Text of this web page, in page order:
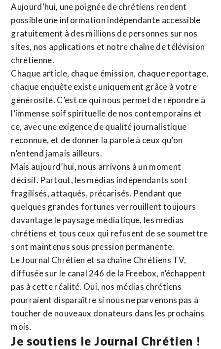
Aujourd’hui, une poignée de chrétiens rendent
possible une information indépendante accessible
gratuitement à des millions de personnes sur nos
sites, nos applications et notre chaîne de télévision
chrétienne.
Chaque article, chaque émission, chaque reportage,
chaque enquête existe uniquement grâce à votre
générosité. C’est ce qui nous permet de répondre à
l’immense soif spirituelle de nos contemporains et
ce, avec une exigence de qualité journalistique
reconnue, et de donner la parole à ceux qu’on
n’entend jamais ailleurs.
Mais aujourd’hui, nous arrivons à un moment
décisif. Partout, les médias indépendants sont
fragilisés, attaqués, précarisés. Pendant que
quelques grandes fortunes verrouillent toujours
davantage le paysage médiatique, les médias
chrétiens et tous ceux qui refusent de se soumettre
sont maintenus sous pression permanente.
Le Journal Chrétien et sa chaîne Chrétiens TV,
diffusée sur le canal 246 de la Freebox, n’échappent
pas à cette réalité. Oui, nos médias chrétiens
pourraient disparaître si nous ne parvenons pas à
toucher de nouveaux donateurs dans les prochains
mois.
Je soutiens le Journal Chrétien !